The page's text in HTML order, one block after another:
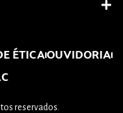
ÉTICAOUVIDORIA
reservados.